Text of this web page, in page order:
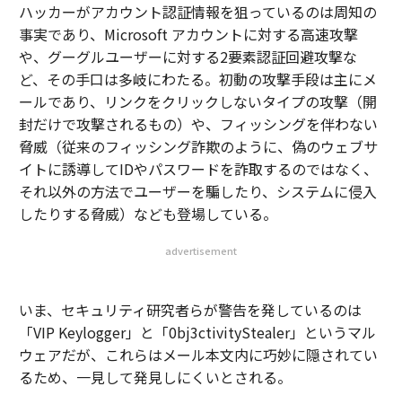
ハッカーがアカウント認証情報を狙っているのは周知の
事実であり、Microsoft アカウントに対する高速攻撃
や、グーグルユーザーに対する2要素認証回避攻撃な
ど、その手口は多岐にわたる。初動の攻撃手段は主にメ
ールであり、リンクをクリックしないタイプの攻撃（開
封だけで攻撃されるもの）や、フィッシングを伴わない
脅威（従来のフィッシング詐欺のように、偽のウェブサ
イトに誘導してIDやパスワードを詐取するのではなく、
それ以外の方法でユーザーを騙したり、システムに侵入
したりする脅威）なども登場している。
advertisement
いま、セキュリティ研究者らが警告を発しているのは
「VIP Keylogger」と「0bj3ctivityStealer」というマル
ウェアだが、これらはメール本文内に巧妙に隠されてい
るため、一見して発見しにくいとされる。